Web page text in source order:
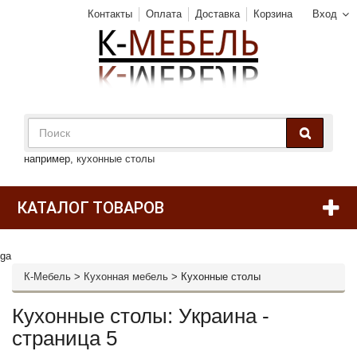
Вход
Контакты Оплата Доставка Корзина
например, кухонные столы
КАТАЛОГ ТОВАРОВ
ga
К-Мебель > Кухонная мебель > Кухонные столы
Кухонные столы: Украина -
страница 5